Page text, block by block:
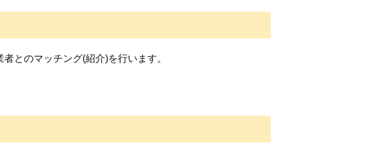
とのマッチング(紹介)を行います。